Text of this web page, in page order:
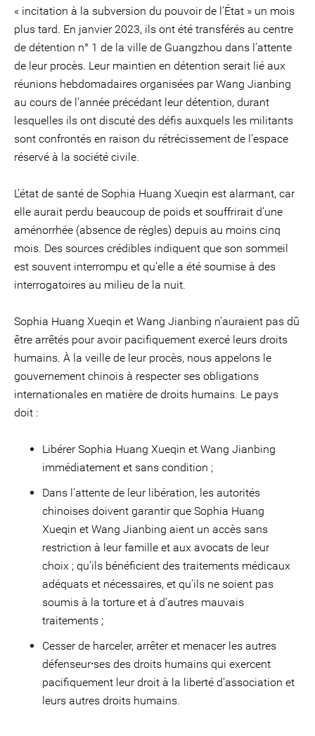
« incitation à la subversion du pouvoir de l’État » un mois
plus tard. En janvier 2023, ils ont été transférés au centre
de détention n° 1 de la ville de Guangzhou dans l’attente
de leur procès. Leur maintien en détention serait lié aux
réunions hebdomadaires organisées par Wang Jianbing
au cours de l’année précédant leur détention, durant
lesquelles ils ont discuté des défis auxquels les militants
sont confrontés en raison du rétrécissement de l’espace
réservé à la société civile.
L’état de santé de Sophia Huang Xueqin est alarmant, car
elle aurait perdu beaucoup de poids et souffrirait d’une
aménorrhée (absence de règles) depuis au moins cinq
mois. Des sources crédibles indiquent que son sommeil
est souvent interrompu et qu’elle a été soumise à des
interrogatoires au milieu de la nuit.
Sophia Huang Xueqin et Wang Jianbing n’auraient pas dû
être arrêtés pour avoir pacifiquement exercé leurs droits
humains. À la veille de leur procès, nous appelons le
gouvernement chinois à respecter ses obligations
internationales en matière de droits humains. Le pays
doit :
Libérer Sophia Huang Xueqin et Wang Jianbing
immédiatement et sans condition ;
Dans l’attente de leur libération, les autorités
chinoises doivent garantir que Sophia Huang
Xueqin et Wang Jianbing aient un accès sans
restriction à leur famille et aux avocats de leur
choix ; qu’ils bénéficient des traitements médicaux
adéquats et nécessaires, et qu’ils ne soient pas
soumis à la torture et à d’autres mauvais
traitements ;
Cesser de harceler, arrêter et menacer les autres
défenseur⸱ses des droits humains qui exercent
pacifiquement leur droit à la liberté d’association et
leurs autres droits humains.